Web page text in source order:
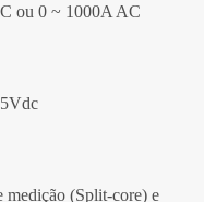
ou 0 ~ 1000A AC
medição (Split-core) e